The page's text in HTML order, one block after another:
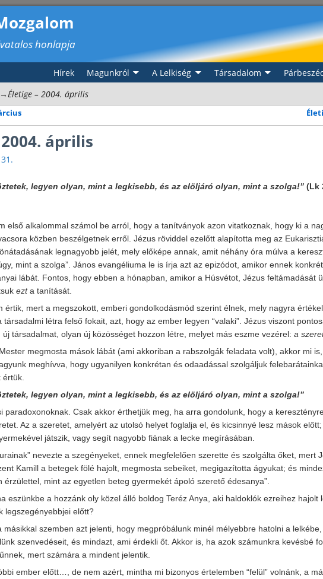
honlapja
Hírek Magunkról A Lelkiség Társadalom
→ Életige – 2004. április
április
legyen olyan, mint a legkisebb, és az elöljáró olyan, mint a szolga!” (Lk
első alkalommal számol be arról, hogy a tanítványok azon vitatkoznak, hogy ki a
közben beszélgetnek erről. Jézus röviddel ezelőtt alapította meg az
legnagyobb jelét, mely előképe annak, amit néhány óra múlva a
mint a szolga”. János evangéliuma le is írja azt az epizódot, amikor ennek
lábát. Fontos, hogy ebben a hónapban, amikor a Húsvétot, Jézus feltámadását
ezta tanítását.
értik, mert a megszokott, emberi gondolkodásmód szerint élnek, mely nagyra
társadalmi létra felső fokait, azt, hogy az ember legyen “valaki”. Jézus viszont
társadalmat, olyan új közösséget hozzon létre, melyet más eszme vezérel: a
megmosta mások lábát (ami akkoriban a rabszolgák feladata volt), akkor mi
meghívva, hogy ugyanilyen konkrétan és odaadással szolgáljuk
legyen olyan, mint a legkisebb, és az elöljáró olyan, mint a szolga!”
paradoxonoknak. Csak akkor érthetjük meg, ha arra gondolunk, hogy a
Az a szeretet, amelyért az utolsó helyet foglalja el, és kicsinnyé lesz mások
játszik, vagy segít nagyobb fiának a lecke megírásában.
nevezte a szegényeket, ennek megfelelően szerette és szolgálta őket, mert
Kamill a betegek fölé hajolt, megmosta sebeiket, megigazította ágyukat; és
érzülettel, mint az egyetlen beteg gyermekét ápoló szerető édesanya”.
eszünkbe a hozzánk oly közel álló boldog Teréz Anya, aki haldoklók ezreihez hajolt
legszegényebbjei előtt?
másikkal szemben azt jelenti, hogy megpróbálunk minél mélyebbre hatolni a
szenvedéseit, és mindazt, ami érdekli őt. Akkor is, ha azok számunkra kevésbé
mert számára a mindent jelentik.
ember előtt…, de nem azért, mintha mi bizonyos értelemben “felül” volnánk, a